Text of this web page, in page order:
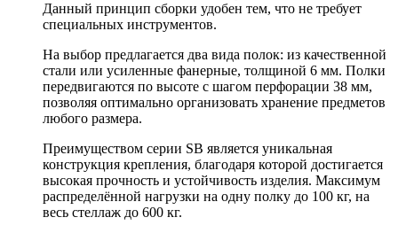
Данный принцип сборки удобен тем, что не требует
специальных инструментов.
На выбор предлагается два вида полок: из качественной
стали или усиленные фанерные, толщиной 6 мм. Полки
передвигаются по высоте с шагом перфорации 38 мм,
позволяя оптимально организовать хранение предметов
любого размера.
Преимуществом серии SB является уникальная
конструкция крепления, благодаря которой достигается
высокая прочность и устойчивость изделия. Максимум
распределённой нагрузки на одну полку до 100 кг, на
весь стеллаж до 600 кг.